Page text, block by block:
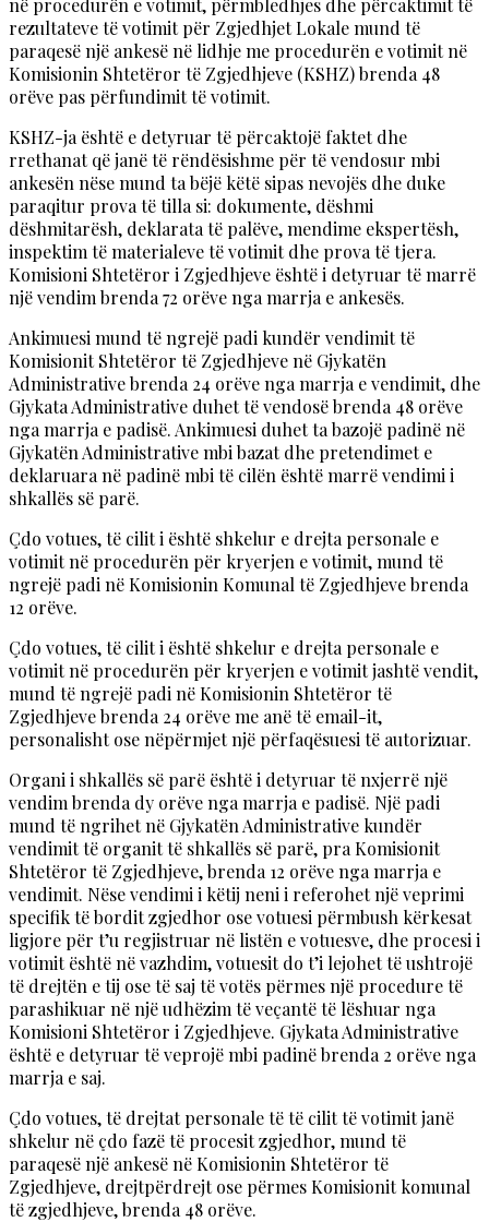
në procedurën e votimit, përmbledhjes dhe përcaktimit të
rezultateve të votimit për Zgjedhjet Lokale mund të
paraqesë një ankesë në lidhje me procedurën e votimit në
Komisionin Shtetëror të Zgjedhjeve (KSHZ) brenda 48
orëve pas përfundimit të votimit.
KSHZ-ja është e detyruar të përcaktojë faktet dhe
rrethanat që janë të rëndësishme për të vendosur mbi
ankesën nëse mund ta bëjë këtë sipas nevojës dhe duke
paraqitur prova të tilla si: dokumente, dëshmi
dëshmitarësh, deklarata të palëve, mendime ekspertësh,
inspektim të materialeve të votimit dhe prova të tjera.
Komisioni Shtetëror i Zgjedhjeve është i detyruar të marrë
një vendim brenda 72 orëve nga marrja e ankesës.
Ankimuesi mund të ngrejë padi kundër vendimit të
Komisionit Shtetëror të Zgjedhjeve në Gjykatën
Administrative brenda 24 orëve nga marrja e vendimit, dhe
Gjykata Administrative duhet të vendosë brenda 48 orëve
nga marrja e padisë. Ankimuesi duhet ta bazojë padinë në
Gjykatën Administrative mbi bazat dhe pretendimet e
deklaruara në padinë mbi të cilën është marrë vendimi i
shkallës së parë.
Çdo votues, të cilit i është shkelur e drejta personale e
votimit në procedurën për kryerjen e votimit, mund të
ngrejë padi në Komisionin Komunal të Zgjedhjeve brenda
12 orëve.
Çdo votues, të cilit i është shkelur e drejta personale e
votimit në procedurën për kryerjen e votimit jashtë vendit,
mund të ngrejë padi në Komisionin Shtetëror të
Zgjedhjeve brenda 24 orëve me anë të email-it,
personalisht ose nëpërmjet një përfaqësuesi të autorizuar.
Organi i shkallës së parë është i detyruar të nxjerrë një
vendim brenda dy orëve nga marrja e padisë. Një padi
mund të ngrihet në Gjykatën Administrative kundër
vendimit të organit të shkallës së parë, pra Komisionit
Shtetëror të Zgjedhjeve, brenda 12 orëve nga marrja e
vendimit. Nëse vendimi i këtij neni i referohet një veprimi
specifik të bordit zgjedhor ose votuesi përmbush kërkesat
ligjore për t’u regjistruar në listën e votuesve, dhe procesi i
votimit është në vazhdim, votuesit do t’i lejohet të ushtrojë
të drejtën e tij ose të saj të votës përmes një procedure të
parashikuar në një udhëzim të veçantë të lëshuar nga
Komisioni Shtetëror i Zgjedhjeve. Gjykata Administrative
është e detyruar të veprojë mbi padinë brenda 2 orëve nga
marrja e saj.
Çdo votues, të drejtat personale të të cilit të votimit janë
shkelur në çdo fazë të procesit zgjedhor, mund të
paraqesë një ankesë në Komisionin Shtetëror të
Zgjedhjeve, drejtpërdrejt ose përmes Komisionit komunal
të zgjedhjeve, brenda 48 orëve.